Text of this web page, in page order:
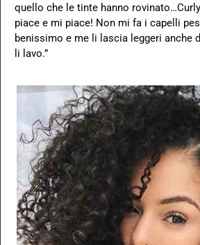
quello che le tinte hanno
piace e mi piace! Non mi fa i capelli
benissimo e me li lascia leggeri anche
li lavo.”